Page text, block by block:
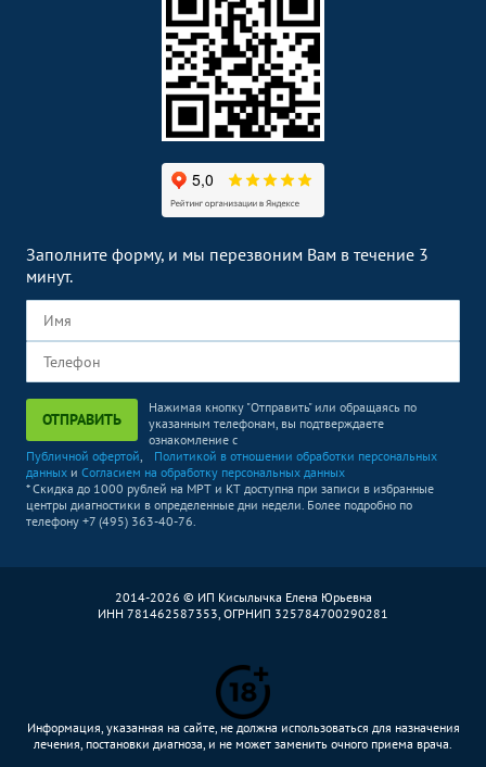
Заполните форму, и мы перезвоним Вам в течение 3
минут.
ОТПРАВИТЬ
Нажимая кнопку "Отправить" или обращаясь по
указанным телефонам, вы подтверждаете
ознакомление с
Публичной офертой
Политикой в отношении обработки персональных
данных и Согласием на обработку персональных данных
* Скидка до 1000 рублей на МРТ и КТ доступна при записи в избранные
центры диагностики в определенные дни недели. Более подробно по
телефону +7 (495) 363-40-76.
2014-2026 © ИП Кисылычка Елена Юрьевна
ИНН 781462587353, ОГРНИП 325784700290281
Информация, указанная на сайте, не должна использоваться для назначения
лечения, постановки диагноза, и не может заменить очного приема врача.